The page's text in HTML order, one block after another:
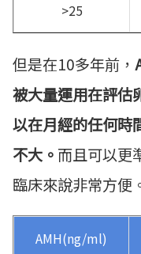
>25
但是在10多年前，
被大量運用在評估
以在月經的任何時
不大。 而且可以更
臨床來說非常方便
AMH(ng/ml)